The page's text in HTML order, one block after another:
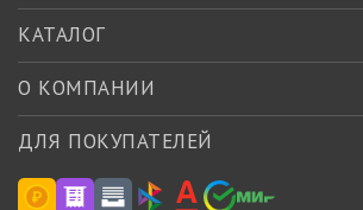
КАТАЛОГ
О КОМПАНИИ
ДЛЯ ПОКУПАТЕЛЕЙ